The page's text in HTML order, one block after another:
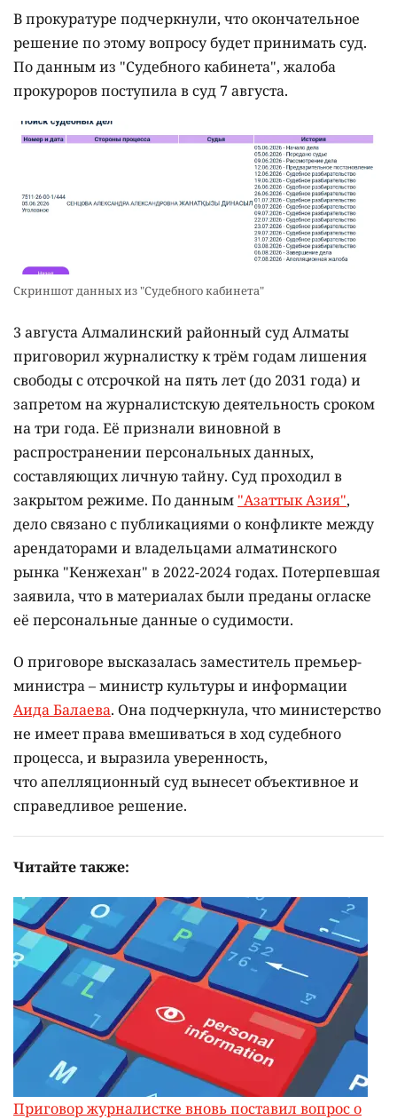
В прокуратуре подчеркнули, что окончательное
решение по этому вопросу будет принимать суд.
По данным из "Судебного кабинета", жалоба
прокуроров поступила в суд 7 августа.
Скриншот данных из "Судебного кабинета"
3 августа Алмалинский районный суд Алматы
приговорил журналистку к трём годам лишения
свободы с отсрочкой на пять лет (до 2031 года) и
запретом на журналистскую деятельность сроком
на три года. Её признали виновной в
распространении персональных данных,
составляющих личную тайну. Суд проходил в
закрытом режиме. По данным "Азаттык Азия",
дело связано с публикациями о конфликте между
арендаторами и владельцами алматинского
рынка "Кенжехан" в 2022-2024 годах. Потерпевшая
заявила, что в материалах были преданы огласке
её персональные данные о судимости.
О приговоре высказалась заместитель премьер-
министра – министр культуры и информации
Аида Балаева. Она подчеркнула, что министерство
не имеет права вмешиваться в ход судебного
процесса, и выразила уверенность,
что апелляционный суд вынесет объективное и
справедливое решение.
Читайте также:
Приговор журналистке вновь поставил вопрос о